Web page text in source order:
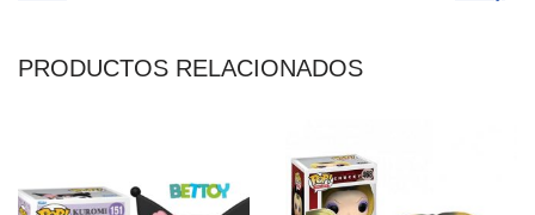
PRODUCTOS RELACIONADOS